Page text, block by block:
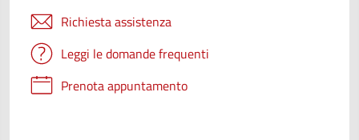
Richiesta assistenza
Leggi le domande frequenti
Prenota appuntamento